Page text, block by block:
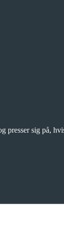
sig på,